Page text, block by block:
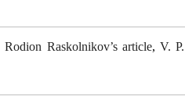
Rodion Raskolnikov’s аrticle, V. P.